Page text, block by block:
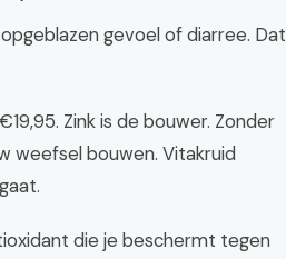
gevoel of diarree. Dat
Zink is de bouwer. Zonder
weefsel bouwen. Vitakruid
die je beschermt tegen